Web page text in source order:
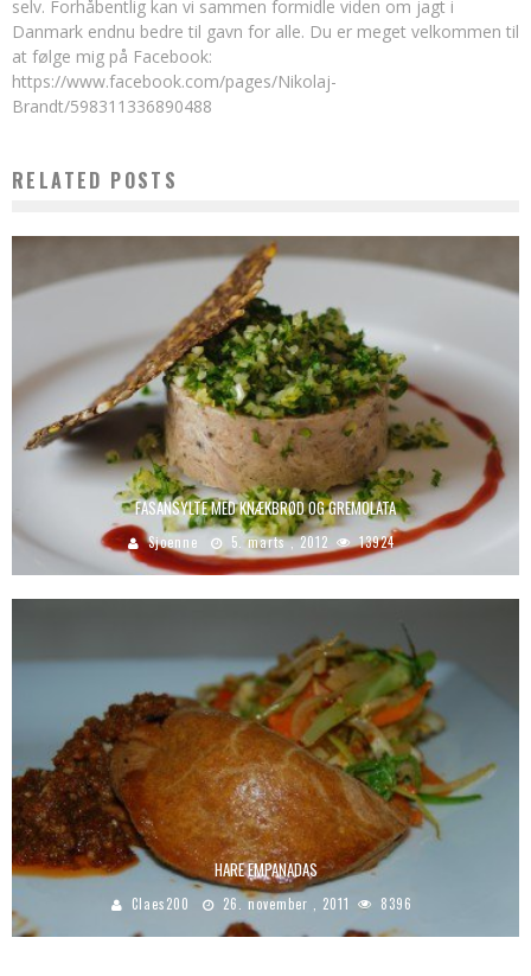
selv. Forhåbentlig kan vi sammen formidle viden om jagt i
Danmark endnu bedre til gavn for alle. Du er meget velkommen til
at følge mig på Facebook:
https://www.facebook.com/pages/Nikolaj-
Brandt/598311336890488
RELATED POSTS
FASANSYLTE MED KNÆKBRØD OG GREMOLATA
Sjoenne 5. marts , 2012 13924
HARE EMPANADAS
Claes200 26. november , 2011 8396